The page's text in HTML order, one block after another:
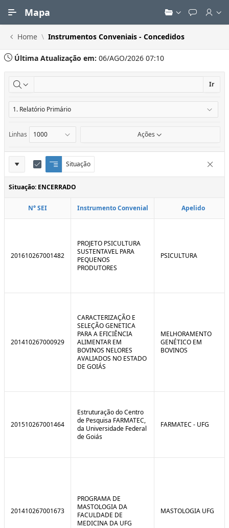
Mapa
Home Instrumentos Conveniais - Concedidos
Última Atualização em: 06/AGO/2026 07:10
Ir
Linhas Ações
Definições
do
Relatório
Situação
Q
u
e
b
E
d
i
t
Situação: ENCERRADO
N° SEI Instrumento Convenial Apelido
201610267001482
PROJETO PSICULTURA
SUSTENTAVEL PARA
PEQUENOS
PRODUTORES
PSICULTURA
201410267000929
CARACTERIZAÇÃO E
SELEÇÃO GENETICA
PARA A EFICIÊNCIA
ALIMENTAR EM
BOVINOS NELORES
AVALIADOS NO ESTADO
DE GOIÁS
MELHORAMENTO
GENÉTICO EM
BOVINOS
201510267001464
Estruturação do Centro
de Pesquisa FARMATEC,
da Universidade Federal
de Goiás
FARMATEC - UFG
201410267001673
PROGRAMA DE
MASTOLOGIA DA
FACULDADE DE
MEDICINA DA UFG
MASTOLOGIA UFG